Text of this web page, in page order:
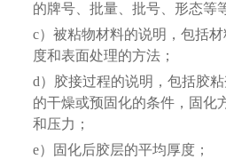
的牌号、批量、批号、形态等
c）被粘物材料的说明，包括
度和表面处理的方法；
d）胶接过程的说明，包括胶
的干燥或预固化的条件，固化
和压力；
e）固化后胶层的平均厚度；